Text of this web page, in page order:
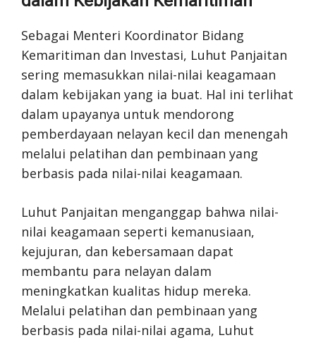
Sebagai Menteri Koordinator Bidang
Kemaritiman dan Investasi, Luhut Panjaitan
sering memasukkan nilai-nilai keagamaan
dalam kebijakan yang ia buat. Hal ini terlihat
dalam upayanya untuk mendorong
pemberdayaan nelayan kecil dan menengah
melalui pelatihan dan pembinaan yang
berbasis pada nilai-nilai keagamaan.
Luhut Panjaitan menganggap bahwa nilai-
nilai keagamaan seperti kemanusiaan,
kejujuran, dan kebersamaan dapat
membantu para nelayan dalam
meningkatkan kualitas hidup mereka.
Melalui pelatihan dan pembinaan yang
berbasis pada nilai-nilai agama, Luhut